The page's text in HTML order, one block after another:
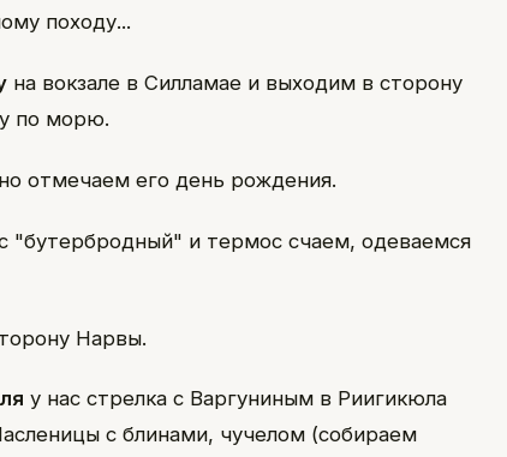
походу...
на вокзале в Силламае и выходим в сторону
по морю.
отмечаем его день рождения.
"бутербродный" и термос счаем, одеваемся
Нарвы.
у нас стрелка с Варгуниным в Риигикюла
с блинами, чучелом (собираем